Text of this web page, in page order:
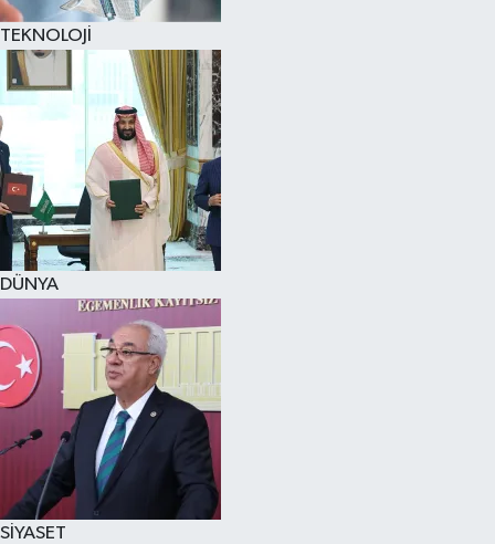
TEKNOLOJİ
DÜNYA
SİYASET